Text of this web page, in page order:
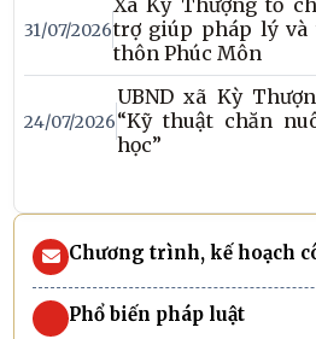
31/07/2026
Xã Kỳ Thượng tổ
trợ giúp pháp lý
thôn Phúc Môn
24/07/2026
UBND xã Kỳ
“Kỹ thuật chăn
học”
Chương trình, kế hoạch
Phổ biến pháp luật